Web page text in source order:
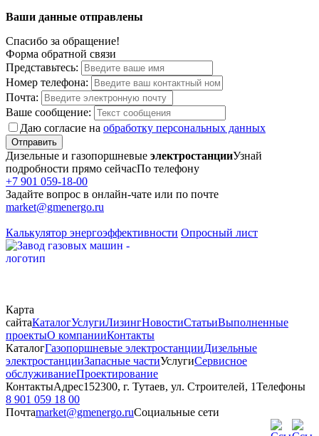
Ваши данные отправлены
Спасибо за обращение!
Форма обратной связи
Представьтесь:
Номер телефона:
Почта:
Ваше сообщение:
Даю согласие на обработку персональных данных
Отправить
Дизельные и газопоршневые электростанцииУзнай
подробности прямо сейчасПо телефону
+7 901 059-18-00
Задайте вопрос в онлайн-чате или по почте
market@gmenergo.ru
Калькулятор энергоэффективности Опросный лист
Карта
сайтаКаталогУслугиЛизингНовостиСтатьиВыполненные
проектыО компанииКонтакты
КаталогГазопоршневые электростанцииДизельные
электростанцииЗапасные частиУслугиСервисное
обслуживаниеПроектирование
КонтактыАдрес152300, г. Тутаев, ул. Строителей, 1Телефоны
8 901 059 18 00
Почтаmarket@gmenergo.ruСоциальные сети